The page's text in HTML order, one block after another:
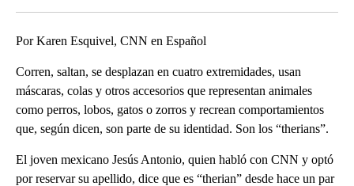
Por Karen Esquivel, CNN en Español
Corren, saltan, se desplazan en cuatro extremidades, usan
máscaras, colas y otros accesorios que representan animales
como perros, lobos, gatos o zorros y recrean comportamientos
que, según dicen, son parte de su identidad. Son los “therians”.
El joven mexicano Jesús Antonio, quien habló con CNN y optó
por reservar su apellido, dice que es “therian” desde hace un par